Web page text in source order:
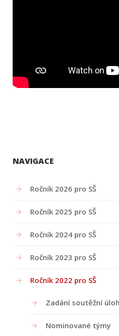
NAVIGACE
Ročník 2026 pro SŠ
Ročník 2025 pro SŠ
Ročník 2024 pro SŠ
Ročník 2023 pro SŠ
Ročník 2022 pro SŠ
Zadání soutěžní
Nominované týmy